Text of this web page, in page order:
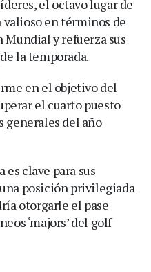
el octavo lugar de
en términos de
y refuerza sus
la temporada.
en el objetivo del
el cuarto puesto
generales del año
clave para sus
posición privilegiada
otorgarle el pase
‘majors’ del golf